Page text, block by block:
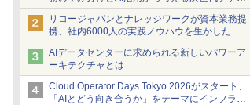
ナンス戦略
リコージャパンとナレッジワークが資本業務提
携、社内6000人の実践ノウハウを生かした「AI
商談記録 for RICOH」を展開へ
AIデータセンターに求められる新しいパワーア
ーキテクチャとは
Cloud Operator Days Tokyo 2026がスタート、
「AIとどう向き合うか」をテーマにインフラ運